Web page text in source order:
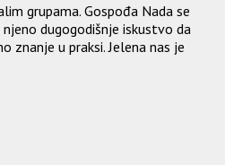
grupama. Gospođa Nada se
dugogodišnje iskustvo da
znanje u praksi. Jelena nas je